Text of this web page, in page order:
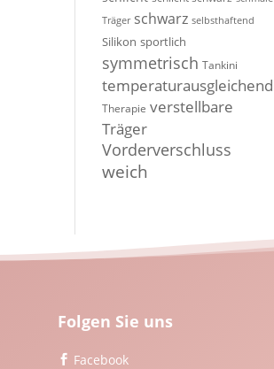
Träger schwarz selbsthaftend
Silikon sportlich
symmetrisch Tankini
temperaturausgleichend
Therapie verstellbare
Träger
Vorderverschluss
weich
Folgen Sie uns
 Facebook